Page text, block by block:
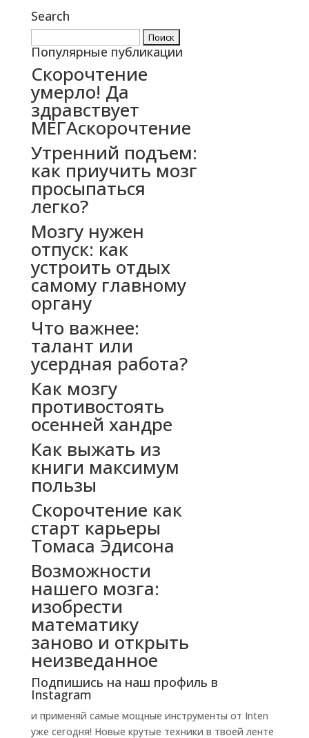
Search
Популярные публикации
Скорочтение
умерло! Да
здравствует
МЕГАскорочтение
Утренний подъем:
как приучить мозг
просыпаться
легко?
Мозгу нужен
отпуск: как
устроить отдых
самому главному
органу
Что важнее:
талант или
усердная работа?
Как мозгу
противостоять
осенней хандре
Как выжать из
книги максимум
пользы
Скорочтение как
старт карьеры
Томаса Эдисона
Возможности
нашего мозга:
изобрести
математику
заново и открыть
неизведанное
Подпишись на наш профиль в
Instagram
и применяй самые мощные инструменты от Inten
уже сегодня! Новые крутые техники в твоей ленте